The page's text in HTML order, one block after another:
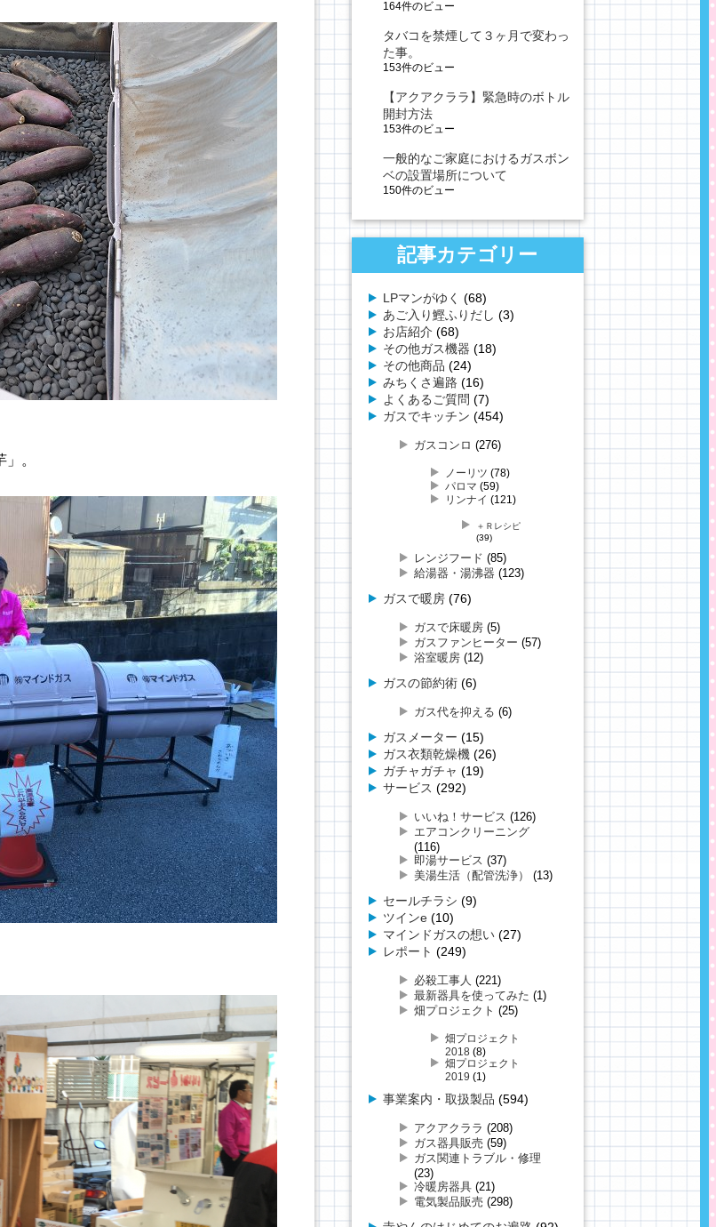
。
164件のビュー
タバコを禁煙して３ヶ月で変わっ
た事。
153件のビュー
【アクアクララ】緊急時のボトル
開封方法
153件のビュー
一般的なご家庭におけるガスボン
ベの設置場所について
150件のビュー
記事カテゴリー
LPマンがゆく (68)
あご入り鰹ふりだし (3)
お店紹介 (68)
その他ガス機器 (18)
その他商品 (24)
みちくさ遍路 (16)
よくあるご質問 (7)
ガスでキッチン (454)
ガスコンロ (276)
ノーリツ (78)
パロマ (59)
リンナイ (121)
＋Ｒレシピ
(39)
レンジフード (85)
給湯器・湯沸器 (123)
ガスで暖房(76)
ガスで床暖房(5)
ガスファンヒーター (57)
浴室暖房(12)
ガスの節約術(6)
ガス代を抑える (6)
ガスメーター (15)
ガス衣類乾燥機 (26)
ガチャガチャ (19)
サービス (292)
いいね！サービス (126)
エアコンクリーニング
(116)
即湯サービス (37)
美湯生活（配管洗浄）
(13)
セールチラシ (9)
ツインe(10)
マインドガスの想い(27)
レポート (249)
必殺工事人 (221)
最新器具を使ってみた (1)
畑プロジェクト (25)
畑プロジェクト
2018(8)
畑プロジェクト
2019 (1)
事業案内・取扱製品 (594)
アクアクララ (208)
ガス器具販売 (59)
ガス関連トラブル・修理
(23)
冷暖房器具(21)
電気製品販売 (298)